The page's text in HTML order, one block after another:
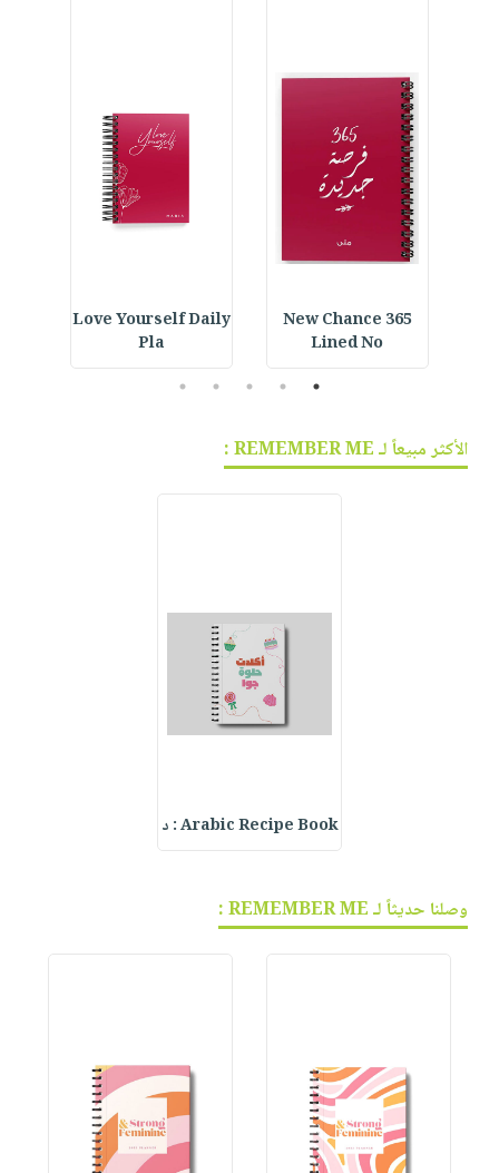
365 New Chance
Lined No
Love Yourself Daily
Pla
1
2
3
4
5
الأكثر مبيعاً لـ REMEMBER ME :
Arabic Recipe Book : د
وصلنا حديثاً لـ REMEMBER ME :